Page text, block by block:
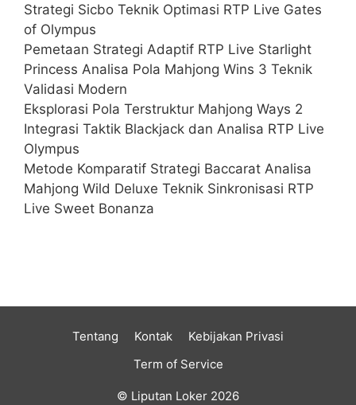
Strategi Sicbo Teknik Optimasi RTP Live Gates
of Olympus
Pemetaan Strategi Adaptif RTP Live Starlight
Princess Analisa Pola Mahjong Wins 3 Teknik
Validasi Modern
Eksplorasi Pola Terstruktur Mahjong Ways 2
Integrasi Taktik Blackjack dan Analisa RTP Live
Olympus
Metode Komparatif Strategi Baccarat Analisa
Mahjong Wild Deluxe Teknik Sinkronisasi RTP
Live Sweet Bonanza
Tentang Kontak
Kebijakan Privasi
Term of Service
© Liputan Loker 2026